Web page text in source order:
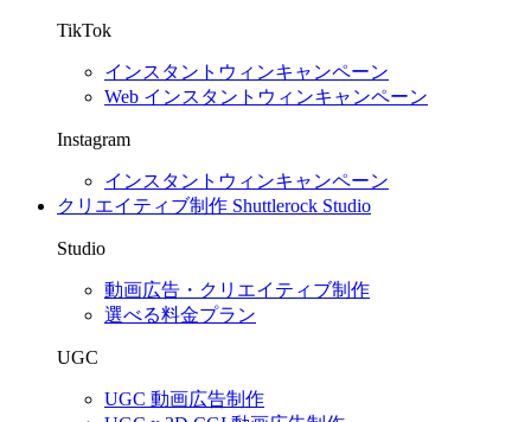
TikTok
インスタントウィンキャンペーン
Web インスタントウィンキャンペーン
Instagram
インスタントウィンキャンペーン
クリエイティブ制作 Shuttlerock Studio
Studio
動画広告・クリエイティブ制作
選べる料金プラン
UGC
UGC 動画広告制作